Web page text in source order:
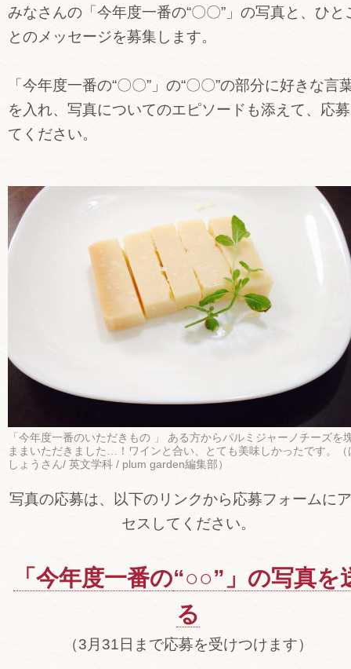
みなさんの「今年度一番の“〇〇”」の写真と、ひと
とのメッセージを募集します。
「今年度一番の“〇〇”」の“〇〇”の部分に好きな言
を入れ、写真についてのエピソードも添えて、応
てください。
「今年度一番のいただきもの 」 ある方からパルミジャーノチーズを
ままいただきました…！ワインと合い、とても美味しかったです。（
しょうさん/ 英文学科 / plum garden編集部）
写真の応募は、以下のリンクから応募フォームに
セスしてください。
「今年度一番の“○○” 」の写真を
る
（3月31日まで応募を受けつけます）